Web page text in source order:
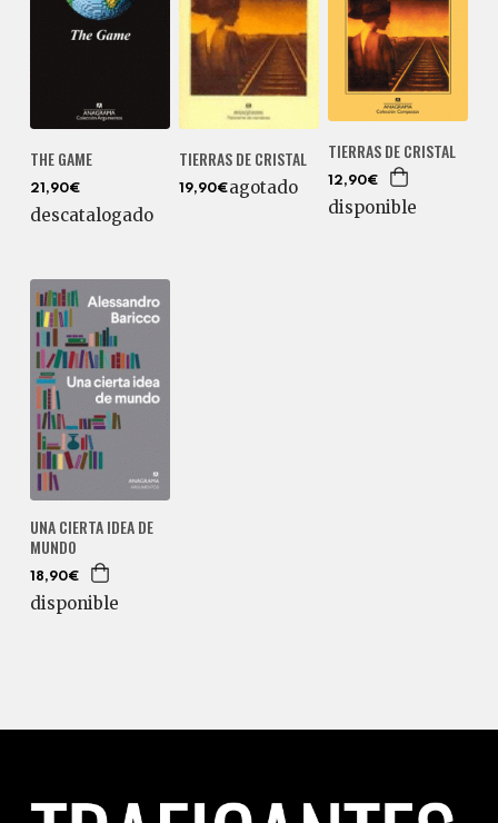
THE GAME
21,90€
descatalogado
TIERRAS DE CRISTAL
19,90€agotado
TIERRAS DE CRISTAL
12,90€
disponible
UNA CIERTA IDEA DE
MUNDO
18,90€
disponible